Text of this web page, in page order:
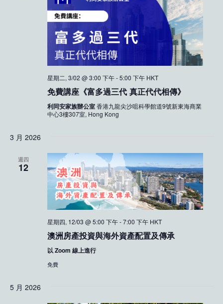
星期二, 3/02 @ 3:00 下午-5:00 下午 HKT
免費講座《富多過三代 真正代代相傳》
利同安家族辦公室香港九龍尖沙咀科學館道9號新東海商業
中心3樓307室, Hong Kong
3 月 2026
週四
12
星期四, 12/03 @ 5:00 下午-7:00 下午 HKT
澳洲房產投資與海外資產配置及傳承
以 Zoom 線上進行
免費
5 月 2026